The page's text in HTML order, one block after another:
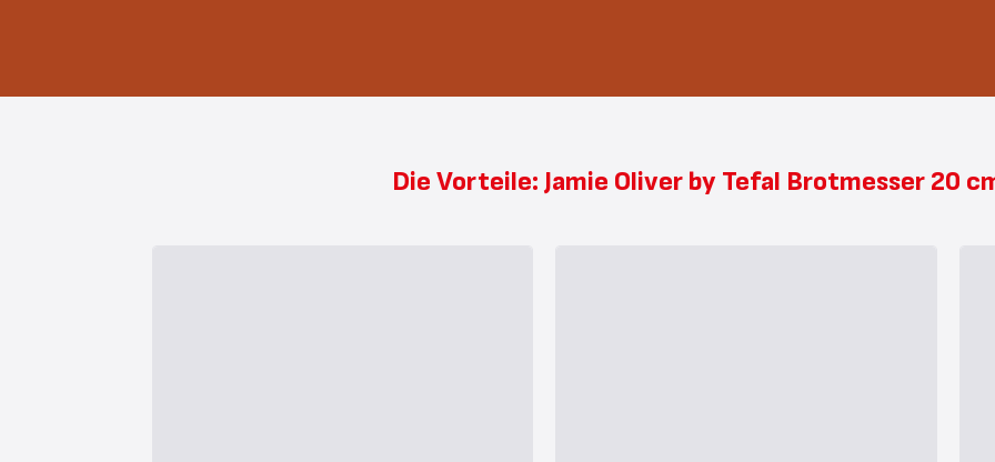
Die Vorteile: Jamie Oliver by Tefal Brotmesser 20